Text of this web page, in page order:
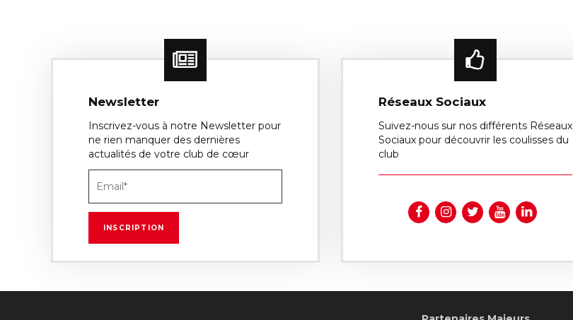
Newsletter
Inscrivez-vous à notre Newsletter pour
ne rien manquer des dernières
actualités de votre club de cœur
Réseaux Sociaux
Suivez-nous sur nos différents Réseaux
Sociaux pour découvrir les coulisses du
club